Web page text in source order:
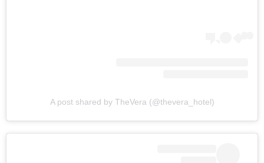
A post shared by TheVera (@thevera_hotel)